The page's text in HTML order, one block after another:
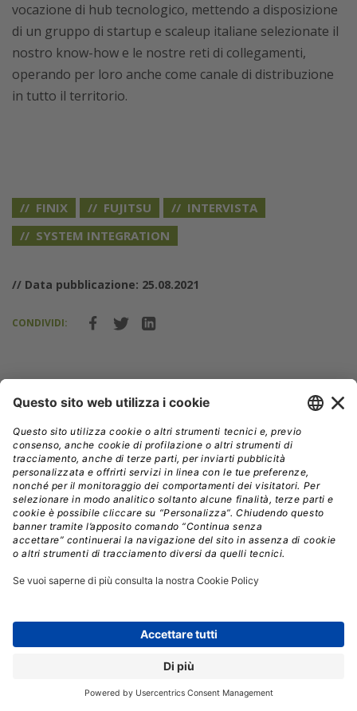
vocazione di hub tecnologico, mettendo a disposizione
di un gruppo di startup e scaleup italiane selezionate il
nostro know-how e le nostre reti di collegamenti,
operando per loro anche come canale di distribuzione
in tutto il territorio.
FINIX FUJITSU
INTERVISTA
SYSTEM INTEGRATION
// Data pubblicazione: 25.08.2021
CONDIVIDI:
Registrati per ricevere la
newsletter e accedere ai
contenuti insider
Registrati alla nostra Newsletter e potrai
Premium, scaricare eBook e White Paper